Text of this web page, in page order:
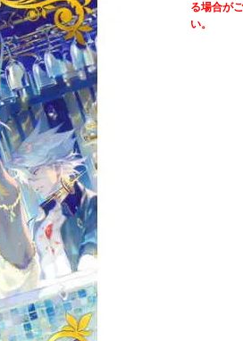
る場合が
い。